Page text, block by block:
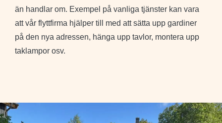
än handlar om. Exempel på vanliga tjänster kan vara
att vår flyttfirma hjälper till med att sätta upp gardiner
på den nya adressen, hänga upp tavlor, montera upp
taklampor osv.